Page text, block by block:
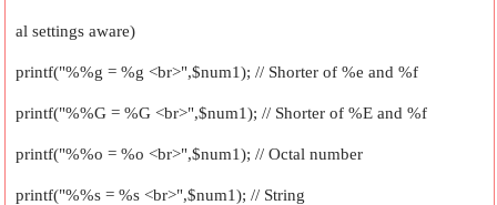
al settings aware)
printf("%%g = %g <br>",$num1); // Shorter of %e and %f
printf("%%G = %G <br>",$num1); // Shorter of %E and %f
printf("%%o = %o <br>",$num1); // Octal number
printf("%%s = %s <br>",$num1); // String